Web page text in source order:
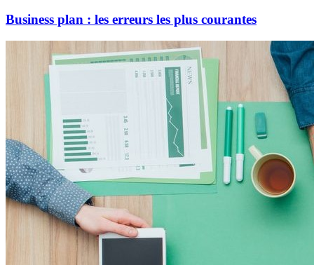
Business plan : les erreurs les plus courantes